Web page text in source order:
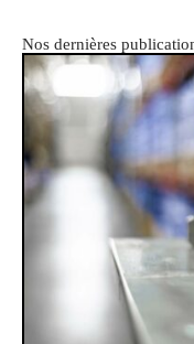
Nos dernières